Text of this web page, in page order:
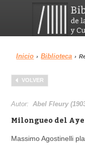
Menu
Biblioteca
Inicio › Biblioteca ›
VOLVER
Autor:Abel Fleury
Milongueo del
Massimo Agostinelli